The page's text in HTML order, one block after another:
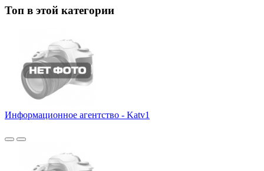
Топ в этой категории
Информационное агентство - Katv1